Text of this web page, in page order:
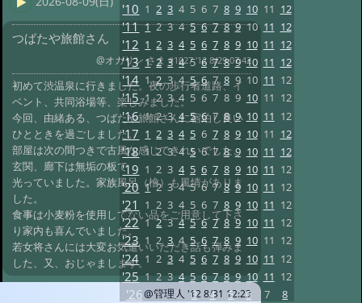
つばたや旅館さん
@オガリン さま #1027 '12 8/29 07:42
初めて渋温泉に行きました。夜の歩行者道路、イ
ベント、共同浴場等、楽しみました。
今回、由緒ある、つばたや旅館さんに宿泊し良い
ひとときを過ごしました。
部屋は次の間つきで古風な感じできれいでした、
玄関、廊下は無垢の板で
光っていました。家族風呂（檜）も風情がありま
した。
食事は小麦粉を使用してない品をご用意して下さ
り家内も喜んでいました。
若女将さんには大変お気遣いいただき話も弾みま
した、又、おじゃまします。
@管理人 '12 8/31 12:23
'10 1 2 3 4 5 6 7 8 9 10 11 12
'11 1 2 3 4 5 6 7 8 9 10 11 12
'12 1 2 3 4 5 6 7 8 9 10 11 12
'13 1 2 3 4 5 6 7 8 9 10 11 12
'14 1 2 3 4 5 6 7 8 9 10 11 12
'15 1 2 3 4 5 6 7 8 9 10 11 12
'16 1 2 3 4 5 6 7 8 9 10 11 12
'17 1 2 3 4 5 6 7 8 9 10 11 12
'18 1 2 3 4 5 6 7 8 9 10 11 12
'19 1 2 3 4 5 6 7 8 9 10 11 12
'20 1 2 3 4 5 6 7 8 9 10 11 12
'21 1 2 3 4 5 6 7 8 9 10 11 12
'22 1 2 3 4 5 6 7 8 9 10 11 12
'23 1 2 3 4 5 6 7 8 9 10 11 12
'24 1 2 3 4 5 6 7 8 9 10 11 12
'25 1 2 3 4 5 6 7 8 9 10 11 12
'26 1 2 3 4 5 6 7 8